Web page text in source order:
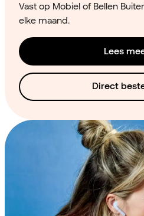
Vast op Mobiel of Bellen
elke maand.
Lees
Direct